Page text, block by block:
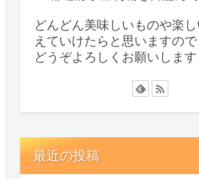
どんどん美味しいものや楽
えていけたらと思いますので
どうぞよろしくお願いします
最近の投稿